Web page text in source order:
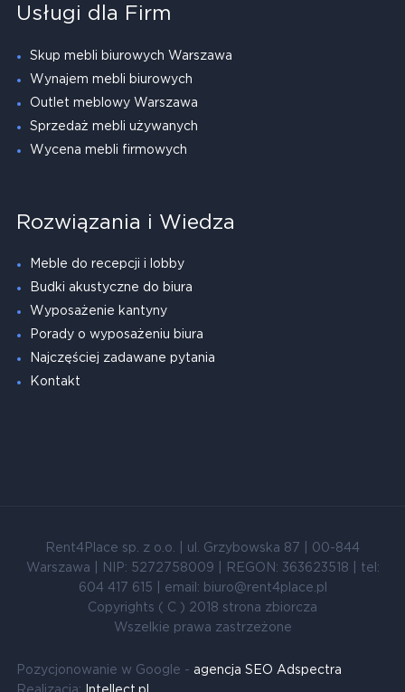
Usługi dla Firm
Skup mebli biurowych Warszawa
Wynajem mebli biurowych
Outlet meblowy Warszawa
Sprzedaż mebli używanych
Wycena mebli firmowych
Rozwiązania i Wiedza
Meble do recepcji i lobby
Budki akustyczne do biura
Wyposażenie kantyny
Porady o wyposażeniu biura
Najczęściej zadawane pytania
Kontakt
Rent4Place sp. z o.o. | ul. Grzybowska 87 | 00-844
Warszawa | NIP: 5272758009 | REGON: 363623518 | tel:
604 417 615 | email: biuro@rent4place.pl
Copyrights ( C ) 2018 strona zbiorcza
Wszelkie prawa zastrzeżone
Pozycjonowanie w Google - agencja SEO Adspectra